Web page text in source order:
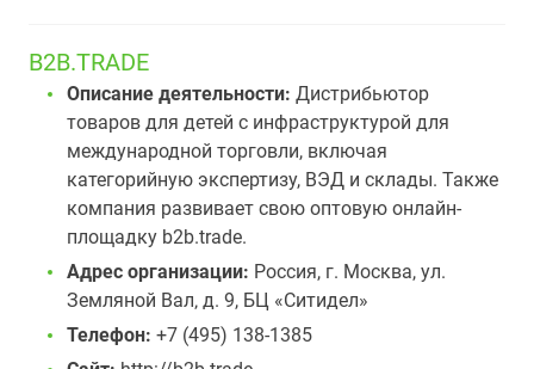
B2B.TRADE
Описание деятельности: Дистрибьютор
товаров для детей с инфраструктурой для
международной торговли, включая
категорийную экспертизу, ВЭД и склады. Также
компания развивает свою оптовую онлайн-
площадку b2b.trade.
Адрес организации: Россия, г. Москва, ул.
Земляной Вал‚ д. 9, БЦ «Ситидел»
Телефон: +7 (495) 138-1385